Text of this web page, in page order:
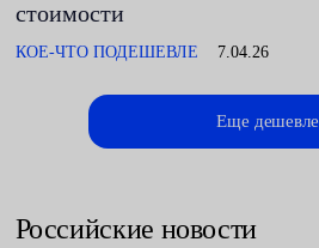
стоимости
КОЕ-ЧТО ПОДЕШЕВЛЕ 7.04.26
Еще дешевле
Российские новости